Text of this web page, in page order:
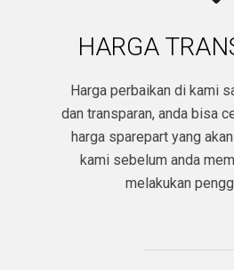
HARGA
Harga perbaikan di kami
dan transparan, anda bisa
harga sparepart yang
kami sebelum anda
melakukan